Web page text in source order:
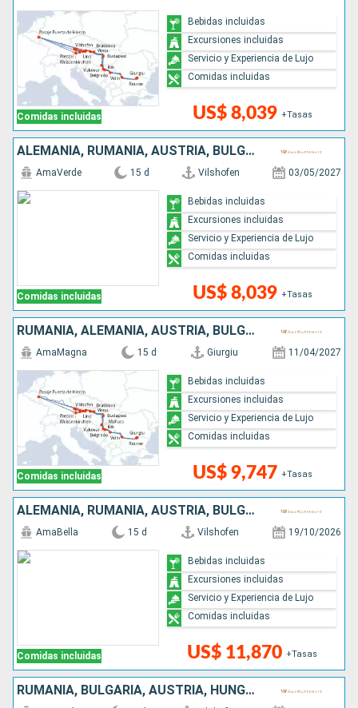
Comidas incluidas US$ 8,039 +Tasas
Bebidas incluidas
Excursiones incluidas
Servicio y Experiencia de Lujo
Comidas incluidas
ALEMANIA, RUMANIA, AUSTRIA, BULGARIA, SERBIA, ESLOVAQUIA, CROACIA, HUNGRÍA
Comidas incluidas
AmaVerde 15 d Vilshofen 03/05/2027
US$ 8,039 +Tasas
Bebidas incluidas
Excursiones incluidas
Servicio y Experiencia de Lujo
Comidas incluidas
RUMANIA, ALEMANIA, AUSTRIA, BULGARIA, SERBIA, ESLOVAQUIA, CROACIA, HUNGRÍA
Comidas incluidas
AmaMagna 15 d Giurgiu 11/04/2027
US$ 9,747 +Tasas
Bebidas incluidas
Excursiones incluidas
Servicio y Experiencia de Lujo
Comidas incluidas
ALEMANIA, RUMANIA, AUSTRIA, BULGARIA, SERBIA, CROACIA, ESLOVAQUIA, HUNGRÍA
Comidas incluidas
AmaBella 15 d Vilshofen 19/10/2026
US$ 11,870 +Tasas
Bebidas incluidas
Excursiones incluidas
Servicio y Experiencia de Lujo
Comidas incluidas
RUMANIA, BULGARIA, AUSTRIA, HUNGRÍA, CROACIA, ESLOVAQUIA, SERBIA, ALEMANIA